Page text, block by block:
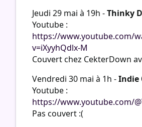
Jeudi 29 mai à 19h -Thinky
Youtube :
https://www.youtube.com/
v=iXyyhQdlx-M
Couvert chez CekterDown
Vendredi 30 mai à 1h -Indie
Youtube :
https://www.youtube.com/
Pas couvert :(